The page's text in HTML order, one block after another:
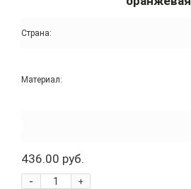
Страна:
Материал:
436.00 руб.
+
-